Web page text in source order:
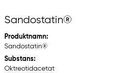
Sandostatin®
Produktnamn:
Sandostatin®
Substans:
Oktreotidacetat